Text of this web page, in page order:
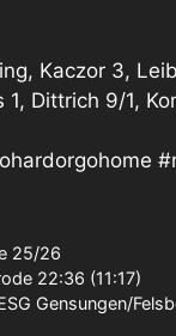
Kaczor 3,
1, Dittrich 9/1,
25/26
22:36 (11:17)
Gensungen/